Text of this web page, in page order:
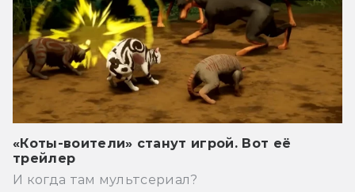
«Коты-воители» станут игрой. Вот её
трейлер
И когда там мультсериал?